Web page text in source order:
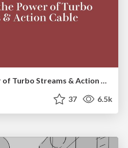
Exploring the Power of Turbo Streams & Action Cable | RailsConf2023
37 6.5k